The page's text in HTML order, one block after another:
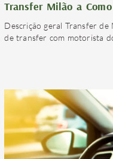
Transfer Milão a
Descrição geral Transfer
de transfer com motorista